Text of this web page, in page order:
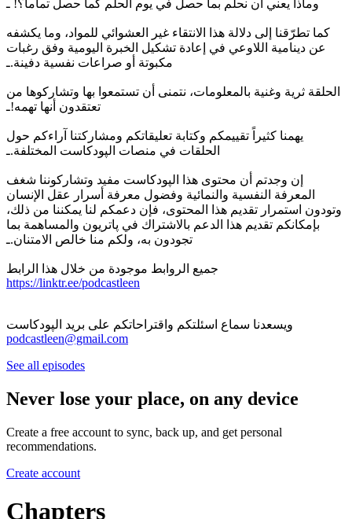
وماذا يعني أن نحلم بما حصل في يوم الحلم كما حصل تماماً؟! ـ
كما تطرّقنا إلى دلالة هذا الانتقاء غير العشوائي للمواد، وما يكشفه
عن دينامية اللاوعي في إعادة تشكيل الخبرة اليومية وفق رغبات
مكبوتة أو صراعات نفسية دفينة.ـ
الحلقة ثرية وغنية بالمعلومات، نتمنى أن تستمعوا بها وتشاركوها من
يهمنا كثيراً تقييمكم وكتابة تعليقاتكم ومشاركتنا آراءكم حول
إن وجدتم أن محتوى هذا الپودكاست مفيد وتشاركوننا شغف
المعرفة النفسية والنمائية وفضول معرفة أسرار عقل الإنسان
وتودون استمرار تقديم هذا المحتوى، فإن دعمكم لنا يمكننا من ذلك،
بإمكانكم تقديم هذا الدعم بالاشتراك في پاتريون والمساهمة بما
جميع الروابط موجودة من خلال هذا الرابط
https://linktr.ee/podcastleen
ويسعدنا سماع اسئلتكم واقتراحاتكم على بريد الپودكاست
‏‎‏‎‏‎‏‎‏‎‏‎‏‎‏‎‏‎‏podcastleen@gmail.com
See all episodes
Never lose your place, on any device
Create a free account to sync, back up, and get personal
recommendations.
Create account
Chapters